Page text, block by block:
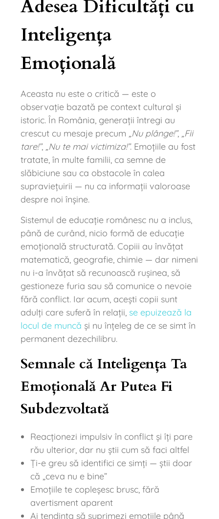
Adesea Dificultăți cu
Inteligența
Emoțională
Aceasta nu este o critică — este o
observație bazată pe context cultural și
istoric. În România, generații întregi au
crescut cu mesaje precum „Nu plânge!”, „Fii
tare!”, „Nu te mai victimiza!”. Emoțiile au fost
tratate, în multe familii, ca semne de
slăbiciune sau ca obstacole în calea
supraviețuirii — nu ca informații valoroase
despre noi înșine.
Sistemul de educație românesc nu a inclus,
până de curând, nicio formă de educație
emoțională structurată. Copiii au învățat
matematică, geografie, chimie — dar nimeni
nu i-a învățat să recunoască rușinea, să
gestioneze furia sau să comunice o nevoie
fără conflict. Iar acum, acești copii sunt
adulți care suferă în relații, se epuizează la
locul de muncă și nu înțeleg de ce se simt în
permanent dezechilibru.
Semnale că Inteligența Ta
Emoțională Ar Putea Fi
Subdezvoltată
Reacționezi impulsiv în conflict și îți pare
rău ulterior, dar nu știi cum să faci altfel
Ți-e greu să identifici ce simți — știi doar
că „ceva nu e bine”
Emoțiile te copleșesc brusc, fără
avertisment aparent
Ai tendința să suprimezi emoțiile până